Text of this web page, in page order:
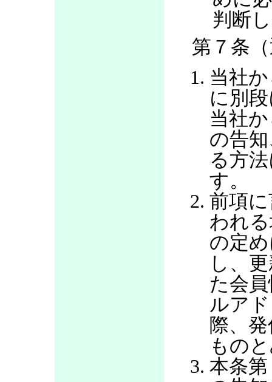
判断
第７条
当社
に別
当社
の告
る方
す。
前項
われ
の定
し、
た会
ルア
際、
もの
本条